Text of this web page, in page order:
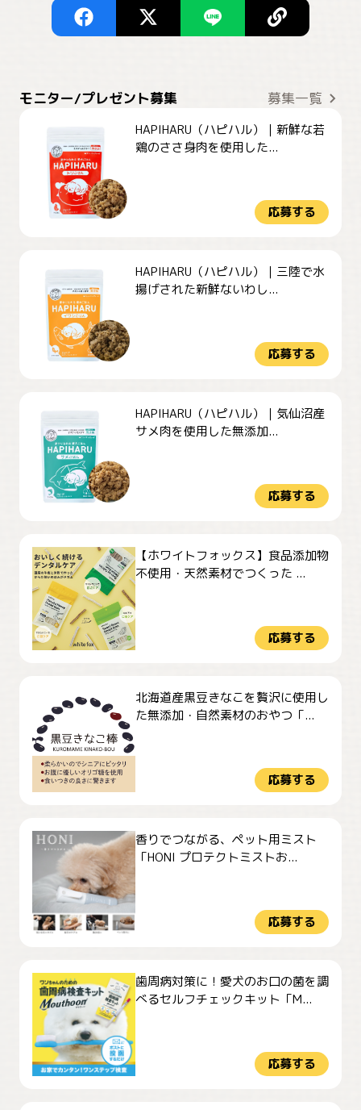
モニター/プレゼント募集 募集一覧
HAPIHARU（ハピハル）｜新鮮な若
鶏のささ身肉を使用した...
応募する
HAPIHARU（ハピハル）｜三陸で水
揚げされた新鮮ないわし...
応募する
HAPIHARU（ハピハル）｜気仙沼産
サメ肉を使用した無添加...
応募する
【ホワイトフォックス】食品添加物
不使用・天然素材でつくった ...
応募する
北海道産黒豆きなこを贅沢に使用し
た無添加・自然素材のおやつ「...
応募する
香りでつながる、ペット用ミスト
「HONI プロテクトミストお...
応募する
歯周病対策に！愛犬のお口の菌を調
べるセルフチェックキット「M...
応募する